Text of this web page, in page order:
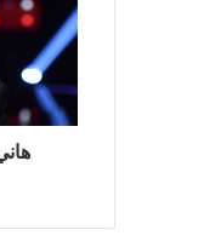
الإقامة
الذهبية
الإمارات